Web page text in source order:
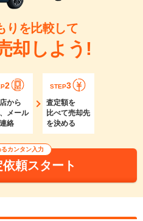
りを比較して
却しよう!
2
から
メール
絡
STEP3
査定額を
比べて売却先
を決める
カンタン入力
頼スタート